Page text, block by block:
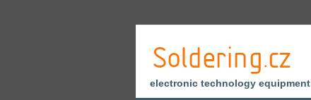
electronic technology equipment